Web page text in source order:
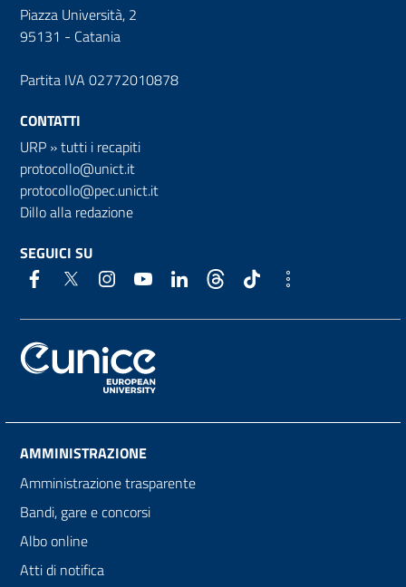
Piazza Università, 2
95131 - Catania
Partita IVA 02772010878
CONTATTI
URP »tutti i recapiti
protocollo@unict.it
protocollo@pec.unict.it
Dillo alla redazione
SEGUICI SU
AMMINISTRAZIONE
Amministrazione trasparente
Bandi, gare e concorsi
Albo online
Atti di notifica